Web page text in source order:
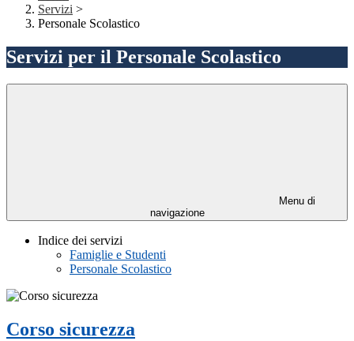
Servizi >
Personale Scolastico
Servizi per il Personale Scolastico
Menu di
navigazione
Indice dei servizi
Famiglie e Studenti
Personale Scolastico
Corso sicurezza